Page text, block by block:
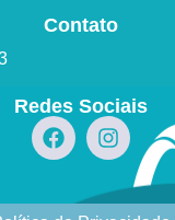
Contato
Redes Sociais